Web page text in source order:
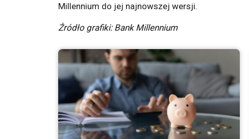
Millennium do jej najnowszej wersji.
Źródło grafiki: Bank Millennium